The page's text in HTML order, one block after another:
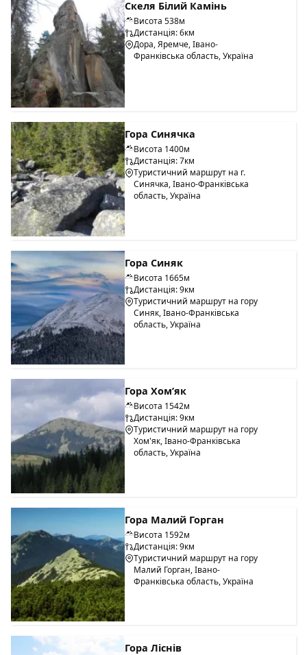
Скеля Білий Камінь
Висота 538м
Дистанція: 6км
Дора, Яремче, Івано-
Франківська область, Україна
Гора Синячка
Висота 1400м
Дистанція: 7км
Туристичний маршрут на г.
Синячка, Івано-Франківська
область, Україна
Гора Синяк
Висота 1665м
Дистанція: 9км
Туристичний маршрут на гору
Синяк, Івано-Франківська
область, Україна
Гора Хом’як
Висота 1542м
Дистанція: 9км
Туристичний маршрут на гору
Хом'як, Івано-Франківська
область, Україна
Гора Малий Горган
Висота 1592м
Дистанція: 9км
Туристичний маршрут на гору
Малий Горган, Івано-
Франківська область, Україна
Гора Ліснів